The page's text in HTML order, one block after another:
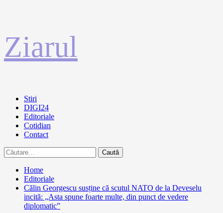
la
conținut
Ziarul
Primary
Menu
Stiri
DIGI24
Editoriale
Cotidian
Contact
Caută
după:
Home
Editoriale
Călin Georgescu susține că scutul NATO de la Deveselu
incită: „Asta spune foarte multe, din punct de vedere
diplomatic”